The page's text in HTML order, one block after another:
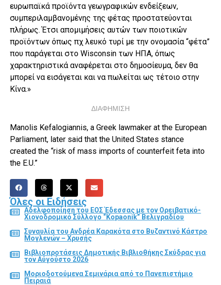
ευρωπαϊκά προϊόντα γεωγραφικών ενδείξεων,
συμπεριλαμβανομένης της φέτας προστατεύονται
πλήρως. Έτσι απομιμήσεις αυτών των ποιοτικών
προϊόντων όπως πχ λευκό τυρί με την ονομασία “φέτα”
που παράγεται στο Wisconsin των HΠΑ, όπως
χαρακτηριστικά αναφέρεται στο δημοσίευμα, δεν θα
μπορεί να εισάγεται και να πωλείται ως τέτοιο στην
Κίνα.»
ΔΙΑΦΗΜΙΣΗ
Manolis Kefalogiannis, a Greek lawmaker at the European
Parliament, later said that the United States stance
created the “risk of mass imports of counterfeit feta into
the E.U.”
Όλες οι Ειδήσεις
Αδελφοποίηση του ΕΟΣ Έδεσσας με τον Ορειβατικό-
Χιονοδρομικό Σύλλογο “Kopaonik” Βελιγραδίου
Συναυλία του Ανδρέα Καρακότα στο Βυζαντινό Κάστρο
Μογλενών – Χρυσής
Βιβλιοπροτάσεις Δημοτικής Βιβλιοθήκης Σκύδρας για
τον Αύγούστο 2026
Μοριοδοτούμενα Σεμινάρια από το Πανεπιστήμιο
Πειραιά